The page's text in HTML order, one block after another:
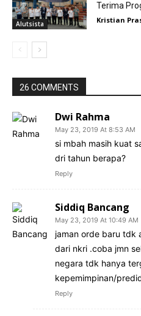
Alutsista
Terima
Kristian
26 COMMENTS
Dwi Rahma
May 23, 2019 At 8:53 AM
si mbah masih kuat
dri tahun berapa?
Reply
Siddiq Bancang
May 23, 2019 At 10:49 AM
jaman orde baru tdk
dari nkri .coba jmn
negara tdk hanya
kepemimpinan/
Reply